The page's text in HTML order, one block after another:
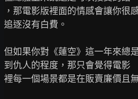
，那電影版裡面的情感會讓你很
追逐沒有白費。
但如果你對《蓮空》這一年來總
到仇人的程度，那只會覺得電影
裡每一個場景都是在販賣廉價且